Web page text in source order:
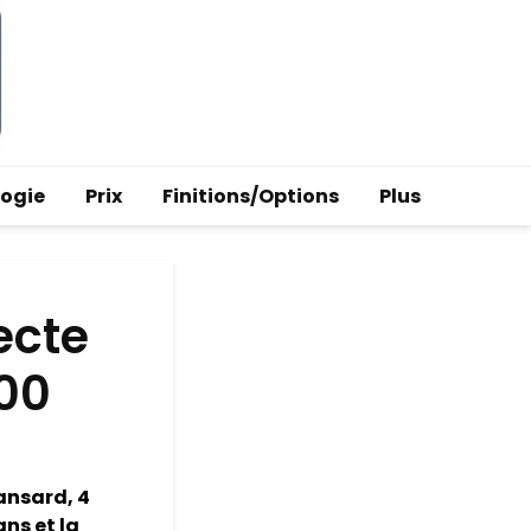
Prix Finitions/Options Plus
4